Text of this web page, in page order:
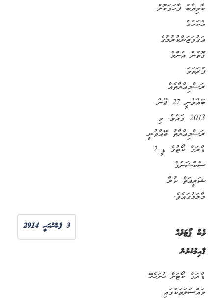
ކާމިޔާބު ފާހަގަކޮށް
އެކަމުގެ
އަގުވަޒަންކުރުމުގެ
ގޮތުން އެންމެ
ފުރަތަމަ
ރަސްމިއްޔާތެއް
ބޭއްވުނީ 27 ޖޫން
2013 ގައެވެ. މި
ރަސްމިއްޔާތު ބޭއްވުނީ
ޑްރަގް ކޯޓުގެ ޑީ-2
ސެކްޝަނުގެ
ޝަރީޢަތް ކުރާ
މާލަމުގައެވެ.
3 ފެބްރުއަރީ 2014
ވެބް ޕޯޓަލެއް
ޤާއިމުކުރުން
ޑްރަގް ކޯޓަށް ހުށަހެޅޭ
މައްސަލަތަކުގައި